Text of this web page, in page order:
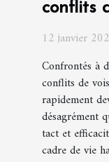
conflits
propriété
12 janvier
Confrontés à
conflits de
rapidement
désagrément
tact et
cadre de vie